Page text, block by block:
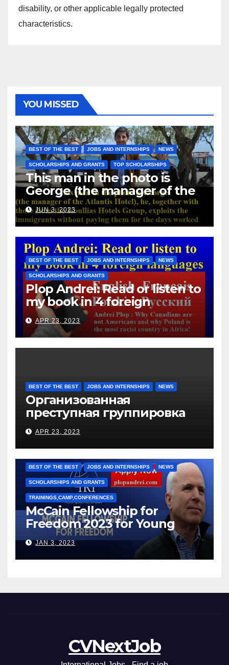
disability, or other applicable legally protected
characteristics.
YOU MISSED
BEST OF THE BEST JOBS AND INTERNSHIPS NEWS
SCHOLARSHIPS AND GRANTS TOP SCHOLARSHIPS
This man in the photo is
George (the manager of the
Atlantis Hotel), he, together
with those from the Koullias
Hotels Group, exploits the
immigrants without paying
them for the days worked
JUN 3, 2023
BEST OF THE BEST JOBS AND INTERNSHIPS NEWS
SCHOLARSHIPS AND GRANTS
Plop Andrei: Read or listen to
my book in 4 foreign
languages
APR 23, 2023
BEST OF THE BEST JOBS AND INTERNSHIPS NEWS
Организованная
преступная группировка
под руководством Игоря
Рижкова (Ryzhkov Ihor) и
Марии Соколовой
APR 23, 2023
BEST OF THE BEST JOBS AND INTERNSHIPS NEWS
SCHOLARSHIPS AND GRANTS
TRAININGS,CAMP,CONFERENCES
McCain Fellowship for
Freedom 2023 for Young
Leaders
JAN 3, 2023
CVNextJob